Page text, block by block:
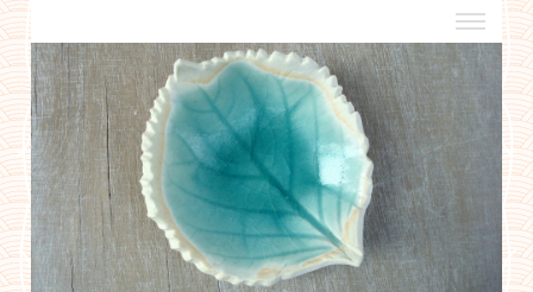
a propos
boutiques de créateurs
contact
politique de confidentialité